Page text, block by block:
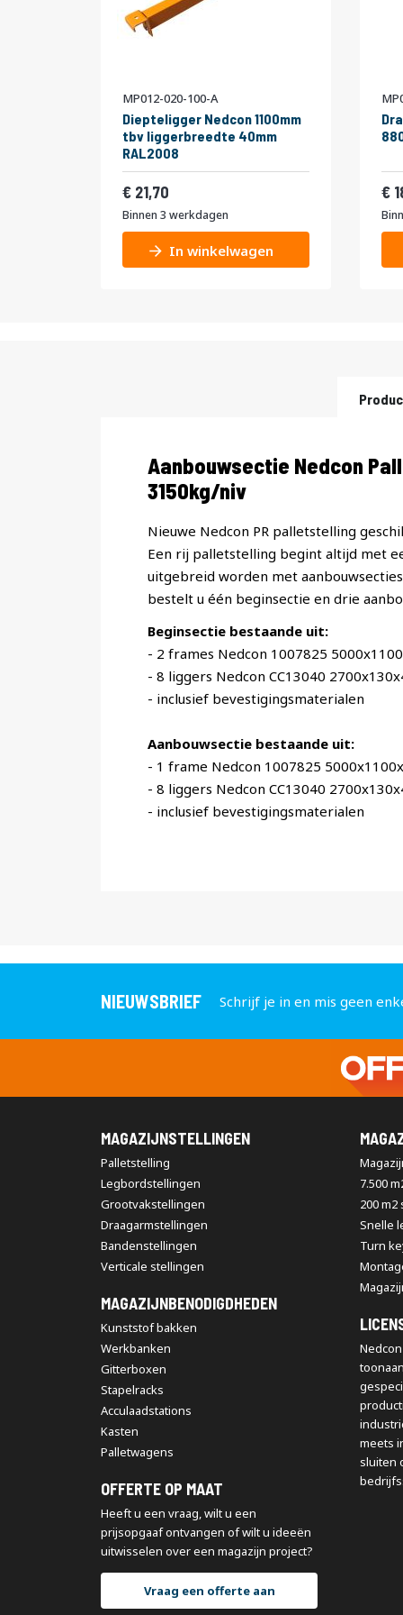
MP012-020-100-A
Diepteligger Nedcon 1100mm
tbv liggerbreedte 40mm
RAL2008
21,70
Binnen 3 werkdagen
In winkelwagen
Productomschrijving
Aanbouwsectie Nedcon
3150kg/niv
Nieuwe Nedcon PR palletstelling
Een rij palletstelling begint altijd met
uitgebreid worden met
bestelt u één beginsectie en drie
Beginsectie bestaande uit:
- 2 frames Nedcon 1007825
- 8 liggers Nedcon CC13040
- inclusief bevestigingsmaterialen
Aanbouwsectie bestaande uit:
- 1 frame Nedcon 1007825
- 8 liggers Nedcon CC13040
- inclusief bevestigingsmaterialen
NIEUWSBRIEF Schrijf je in en mis geen
MAGAZIJNSTELLINGEN
Palletstelling
Legbordstellingen
Grootvakstellingen
Draagarmstellingen
Bandenstellingen
Verticale stellingen
MAGAZIJNBENODIGDHEDEN
Kunststof bakken
Werkbanken
Gitterboxen
Stapelracks
Acculaadstations
Kasten
Palletwagens
OFFERTE OP MAAT
Heeft u een vraag, wilt u een
prijsopgaaf ontvangen of wilt u ideeën
uitwisselen over een magazijn project?
Vraag een offerte aan
7.500
200
Snelle
Turn
meets
sluiten